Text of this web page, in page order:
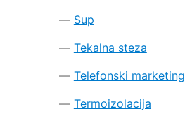
Sup
Tekalna steza
Telefonski marketing
Termoizolacija